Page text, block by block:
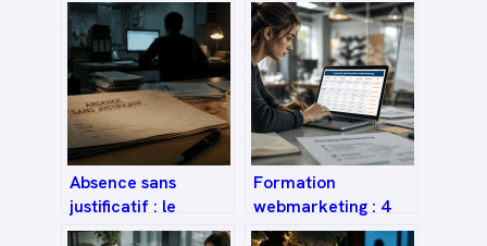
Absence sans
justificatif : le
1/30ème indivisible
Formation
webmarketing : 4
leviers stratégiques